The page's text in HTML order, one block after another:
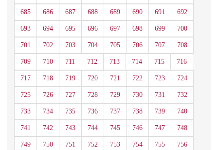
685 686 687 688 689 690 691 692
693 694 695 696 697 698 699 700
701 702 703 704 705 706 707 708
709 710 711 712 713 714 715 716
717 718 719 720 721 722 723 724
725 726 727 728 729 730 731 732
733 734 735 736 737 738 739 740
741 742 743 744 745 746 747 748
749 750 751 752 753 754 755 756